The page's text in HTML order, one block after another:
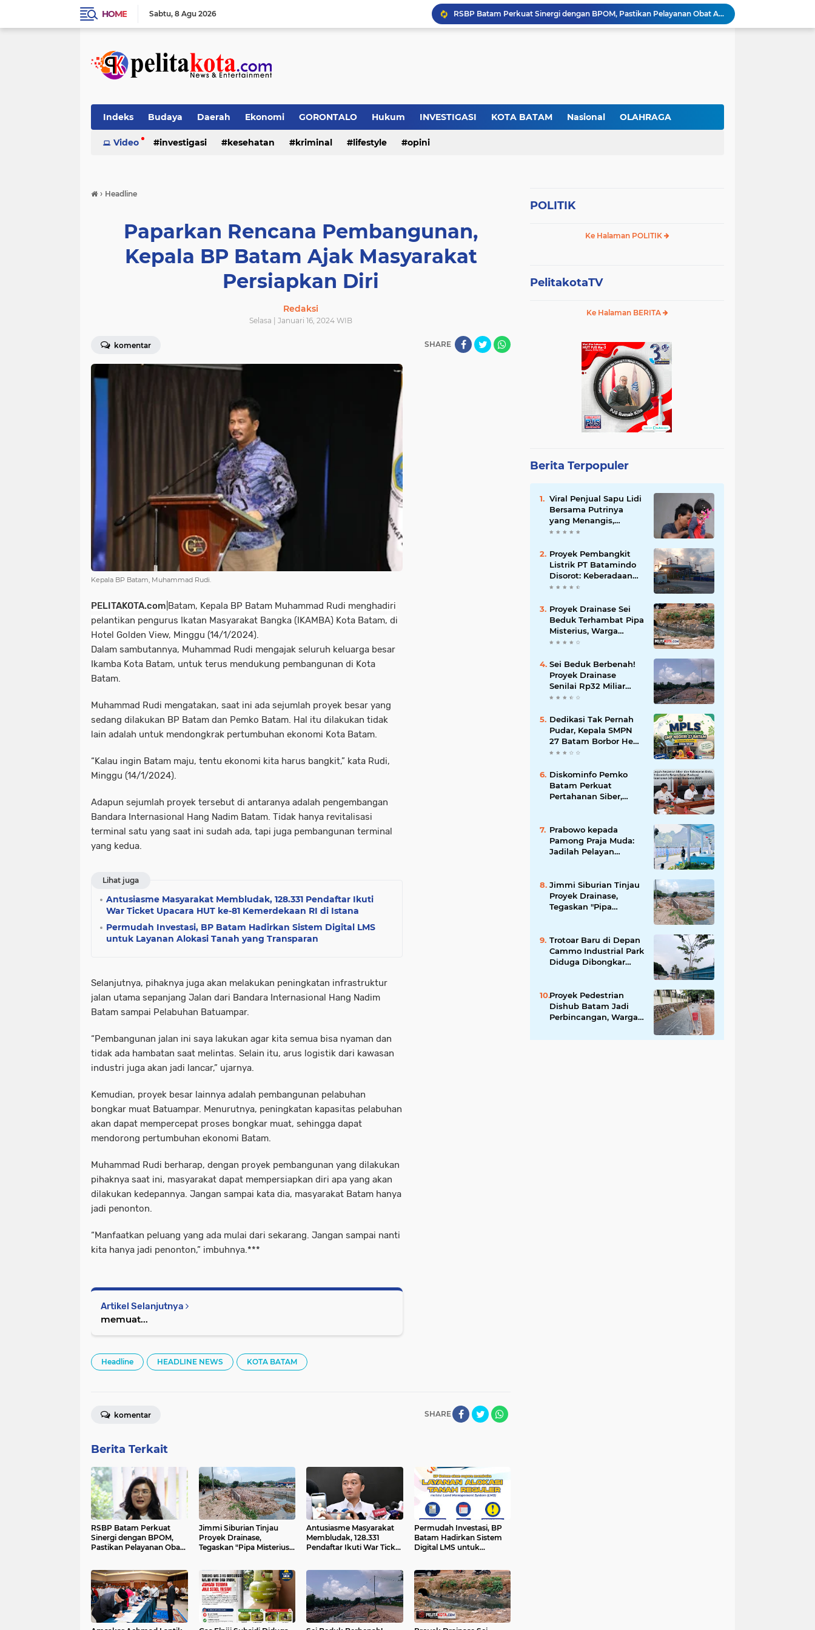
HOME Sabtu 8 Agu 2026
RSBP Batam Perkuat Sinergi dengan BPOM, Pastikan Pelayanan Obat Aman dan Bermutu
Jimmi Siburian Tinjau Proyek Drainase, Tegaskan "Pipa Misterius" Tak Boleh Hambat Pembangunan di Sei Beduk
Proyek Drainase Sei Beduk Terhambat Pipa Misterius, Warga Desak Pemerintah Buka Hasil Uji Sampel Air
Indeks Budaya Daerah Ekonomi GORONTALO Hukum INVESTIGASI KOTA BATAM Nasional OLAHRAGA
Pendidikan Politik Sosial
Video investigasi kesehatan kriminal lifestyle opini
› Headline
Paparkan Rencana Pembangunan,
Kepala BP Batam Ajak Masyarakat
Persiapkan Diri
Redaksi
Selasa | Januari 16, 2024 WIB
komentar SHARE
Kepala BP Batam, Muhammad Rudi.
PELITAKOTA.com |Batam, Kepala BP Batam Muhammad Rudi menghadiri
pelantikan pengurus Ikatan Masyarakat Bangka (IKAMBA) Kota Batam, di
Hotel Golden View, Minggu (14/1/2024).
Dalam sambutannya, Muhammad Rudi mengajak seluruh keluarga besar
Ikamba Kota Batam, untuk terus mendukung pembangunan di Kota
Batam.
Muhammad Rudi mengatakan, saat ini ada sejumlah proyek besar yang
sedang dilakukan BP Batam dan Pemko Batam. Hal itu dilakukan tidak
lain adalah untuk mendongkrak pertumbuhan ekonomi Kota Batam.
“Kalau ingin Batam maju, tentu ekonomi kita harus bangkit,” kata Rudi,
Minggu (14/1/2024).
Adapun sejumlah proyek tersebut di antaranya adalah pengembangan
Bandara Internasional Hang Nadim Batam. Tidak hanya revitalisasi
terminal satu yang saat ini sudah ada, tapi juga pembangunan terminal
yang kedua.
Lihat juga
Antusiasme Masyarakat Membludak, 128.331 Pendaftar Ikuti
War Ticket Upacara HUT ke-81 Kemerdekaan RI di Istana
Permudah Investasi, BP Batam Hadirkan Sistem Digital LMS
untuk Layanan Alokasi Tanah yang Transparan
Selanjutnya, pihaknya juga akan melakukan peningkatan infrastruktur
jalan utama sepanjang Jalan dari Bandara Internasional Hang Nadim
Batam sampai Pelabuhan Batuampar.
“Pembangunan jalan ini saya lakukan agar kita semua bisa nyaman dan
tidak ada hambatan saat melintas. Selain itu, arus logistik dari kawasan
industri juga akan jadi lancar,” ujarnya.
Kemudian, proyek besar lainnya adalah pembangunan pelabuhan
bongkar muat Batuampar. Menurutnya, peningkatan kapasitas pelabuhan
akan dapat mempercepat proses bongkar muat, sehingga dapat
mendorong pertumbuhan ekonomi Batam.
Muhammad Rudi berharap, dengan proyek pembangunan yang dilakukan
pihaknya saat ini, masyarakat dapat mempersiapkan diri apa yang akan
dilakukan kedepannya. Jangan sampai kata dia, masyarakat Batam hanya
jadi penonton.
“Manfaatkan peluang yang ada mulai dari sekarang. Jangan sampai nanti
kita hanya jadi penonton,” imbuhnya.***
Artikel Selanjutnya
memuat...
Headline HEADLINE NEWS KOTA BATAM
SHARE
komentar
Berita Terkait
RSBP Batam Perkuat
Sinergi dengan BPOM,
Pastikan Pelayanan Obat
Jimmi Siburian Tinjau
Proyek Drainase,
Tegaskan "Pipa Misterius"
Beduk
Antusiasme Masyarakat
Membludak, 128.331
Pendaftar Ikuti War Ticket
Permudah Investasi, BP
Batam Hadirkan Sistem
Digital LMS untuk
POLITIK
Ke Halaman POLITIK
PelitakotaTV
Ke Halaman BERITA
Berita Terpopuler
Viral Penjual Sapu Lidi
Bersama Putrinya
yang Menangis,
Tamparan Keras di
Korupsi
Proyek Pembangkit
Listrik PT Batamindo
Disorot: Keberadaan
TKA Tiongkok dan
Wartawan Jadi
Perhatian
Proyek Drainase Sei
Beduk Terhambat Pipa
Misterius, Warga
Desak Pemerintah
Air
Sei Beduk Berbenah!
Proyek Drainase
Senilai Rp32 Miliar
Diharapkan Jadi Solusi
Dedikasi Tak Pernah
Pudar, Kepala SMPN
27 Batam Borbor Hehe
Tua Pasaribu Tuai
Murid
Diskominfo Pemko
Batam Perkuat
Pertahanan Siber,
Informasi Pemerintah
Prabowo kepada
Pamong Praja Muda:
Jadilah Pelayan
Korupsi
Jimmi Siburian Tinjau
Proyek Drainase,
Tegaskan "Pipa
Pembangunan di Sei
Beduk
Trotoar Baru di Depan
Cammo Industrial Park
Diduga Dibongkar
Proyek Pedestrian
Dishub Batam Jadi
Perbincangan, Warga